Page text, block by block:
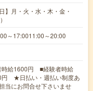
】月・火・水・木・金・
～17:0011:00～20:00
給1600円 ■経験者時給
★日払い・週払い制度あ
当にお問合せ下さいませ